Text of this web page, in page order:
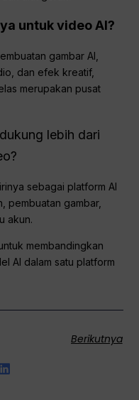
untuk video AI?
gambar AI,
dan efek kreatif,
merupakan pusat
lebih dari
sebagai platform AI
pembuatan gambar,
akun.
membandingkan
AI dalam satu platform
Berikutnya